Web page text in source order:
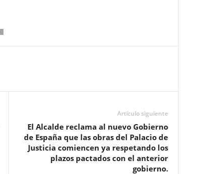
Artículo siguiente
El Alcalde reclama al nuevo Gobierno
de España que las obras del Palacio de
Justicia comiencen ya respetando los
plazos pactados con el anterior
gobierno.